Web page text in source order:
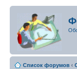
Список форумов ‹